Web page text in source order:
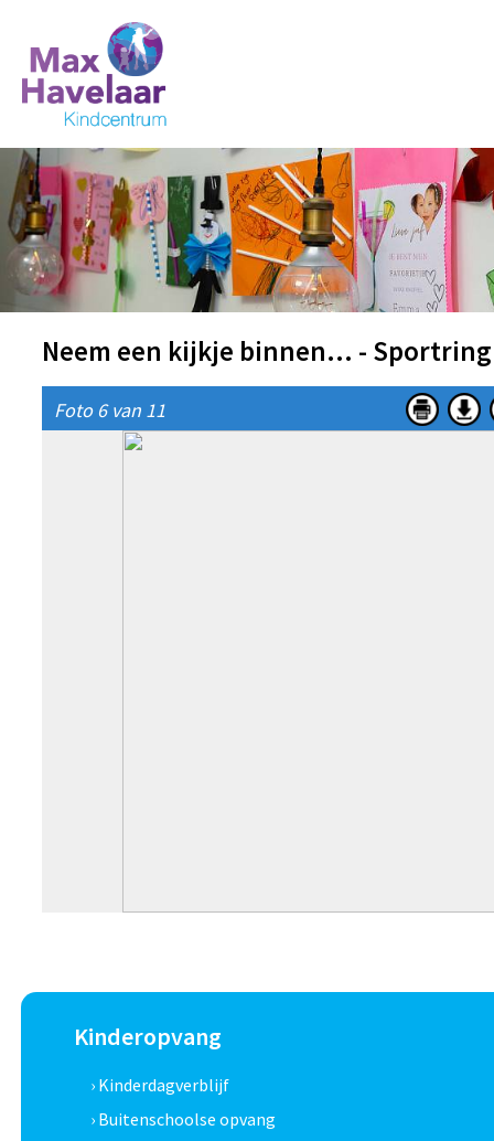
Neem een kijkje binnen... - Sportring
Foto 6 van 11
Kinderopvang
› Kinderdagverblijf
› Buitenschoolse opvang